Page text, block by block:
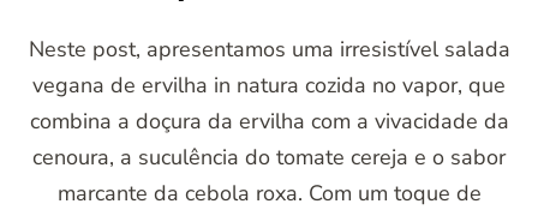
Neste post, apresentamos uma irresistível salada
vegana de ervilha in natura cozida no vapor, que
combina a doçura da ervilha com a vivacidade da
cenoura, a suculência do tomate cereja e o sabor
marcante da cebola roxa. Com um toque de